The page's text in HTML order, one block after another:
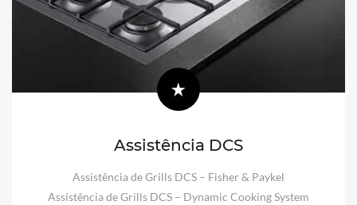
Assistência DCS
Assistência de Grills DCS – Fisher & Paykel
Assistência de Grills DCS – Dynamic Cooking System